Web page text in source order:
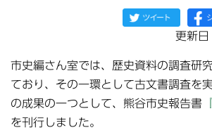
更新
市史編さん室では、歴史資料の調査研
ており、その一環として古文書調査を
の成果の一つとして、熊谷市史報告書
を刊行しました。